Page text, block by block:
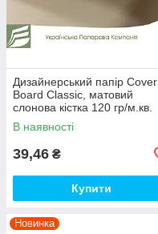
Дизайнерський папір Сover
Board Classic, матовий
слонова кістка 120 гр/м.кв.
В наявності
39,46 ₴
Купити
Новинка